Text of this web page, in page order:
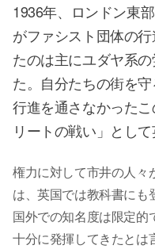
1936年、ロンドン東
がファシスト団体の
たのは主にユダヤ系
た。自分たちの街を守
行進を通さなかった
リートの戦い」とし
権力に対して市井の人々
は、英国では教科書にも
国外での知名度は限定的
十分に発揮してきたとは